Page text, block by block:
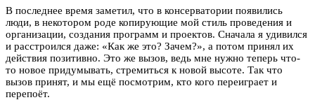
В последнее время заметил, что в консерватории появились
люди, в некотором роде копирующие мой стиль проведения и
организации, создания программ и проектов. Сначала я удивился
и расстроился даже: «Как же это? Зачем?», а потом принял их
действия позитивно. Это же вызов, ведь мне нужно теперь что-
то новое придумывать, стремиться к новой высоте. Так что
вызов принят, и мы ещё посмотрим, кто кого переиграет и
перепоёт.